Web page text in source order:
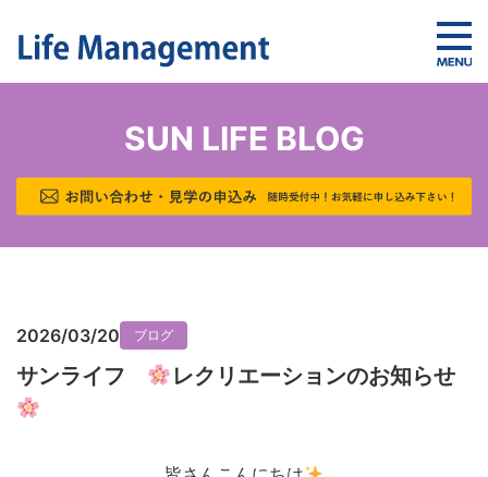
SUN LIFE BLOG
2026/03/20 ブログ
サンライフ レクリエーションのお知らせ